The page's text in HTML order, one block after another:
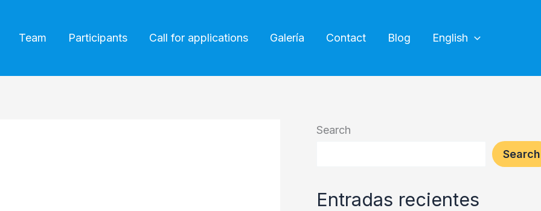
Team Participants Call for applications Galería Contact Blog English
Search
Search
Entradas recientes